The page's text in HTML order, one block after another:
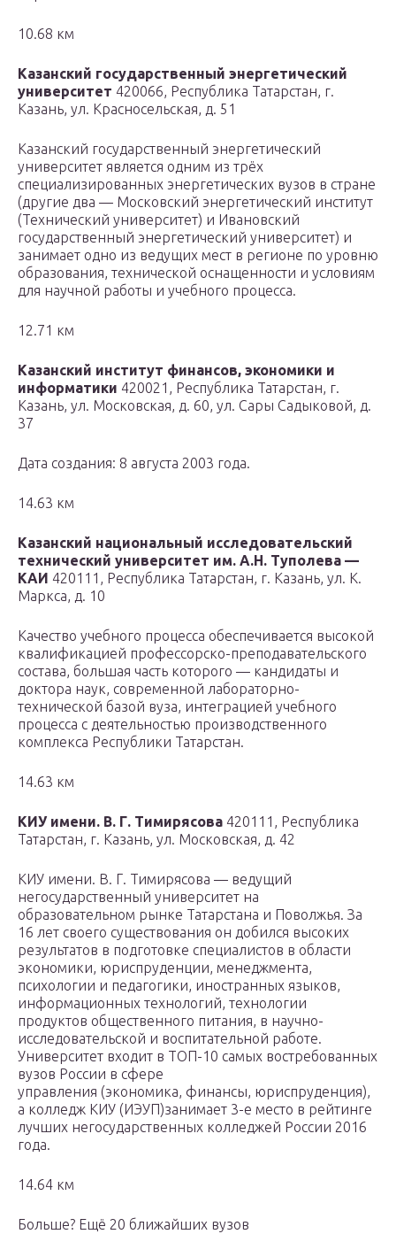
10.68 км
Казанский государственный энергетический
университет 420066, Республика Татарстан, г.
Казань, ул. Красносельская, д. 51
Казанский государственный энергетический
университет является одним из трёх
специализированных энергетических вузов в стране
(другие два — Московский энергетический институт
(Технический университет) и Ивановский
государственный энергетический университет) и
занимает одно из ведущих мест в регионе по уровню
образования, технической оснащенности и условиям
для научной работы и учебного процесса.
12.71 км
Казанский институт финансов, экономики и
информатики 420021, Республика Татарстан, г.
Казань, ул. Московская, д. 60, ул. Сары Садыковой, д.
37
Дата создания: 8 августа 2003 года.
14.63 км
Казанский национальный исследовательский
технический университет им. А.Н. Туполева —
КАИ 420111, Республика Татарстан, г. Казань, ул. К.
Маркса, д. 10
Качество учебного процесса обеспечивается высокой
квалификацией профессорско-преподавательского
состава, большая часть которого — кандидаты и
доктора наук, современной лабораторно-
технической базой вуза, интеграцией учебного
процесса с деятельностью производственного
комплекса Республики Татарстан.
14.63 км
КИУ имени. В. Г. Тимирясова 420111, Республика
Татарстан, г. Казань, ул. Московская, д. 42
КИУ имени. В. Г. Тимирясова — ведущий
негосударственный университет на
образовательном рынке Татарстана и Поволжья. За
16 лет своего существования он добился высоких
результатов в подготовке специалистов в области
экономики, юриспруденции, менеджмента,
психологии и педагогики, иностранных языков,
информационных технологий, технологии
продуктов общественного питания, в научно-
исследовательской и воспитательной работе.
Университет входит в ТОП-10 самых востребованных
вузов России в сфере
управления (экономика, финансы, юриспруденция),
а колледж КИУ (ИЭУП)занимает 3-е место в рейтинге
лучших негосударственных колледжей России 2016
года.
14.64 км
Больше? Ещё 20 ближайших вузов